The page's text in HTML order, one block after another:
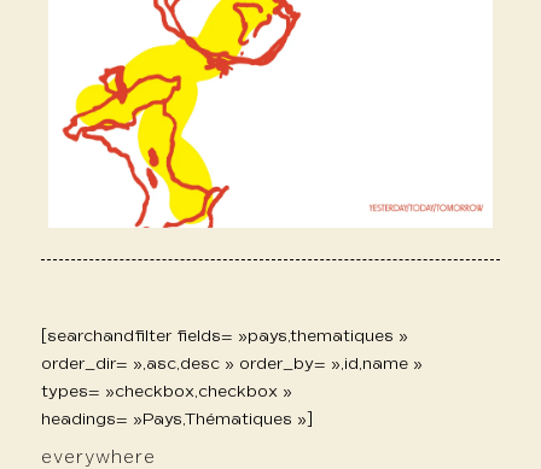
[searchandfilter fields= »pays,thematiques »
order_dir= »,asc,desc » order_by= »,id,name »
types= »checkbox,checkbox »
headings= »Pays,Thématiques »]
everywhere